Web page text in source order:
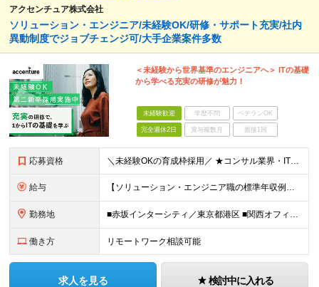
アクセンチュア株式会社
ソリューション・エンジニア/未経験OK/研修・サポート充実/社内
異動制度でジョブチェンジ可/大手企業案件多数
＜未経験から世界基準のエンジニアへ＞ ITの基礎
から学べる充実の研修が魅力！
未経験歓迎 学歴不問 ベテランOK
完全週休2日 賞与複数月 面接1回
応募資格 ＼未経験OKの育成枠採用／ ★コンサル業界・IT職種の経験は不問です！ ■大卒以上 ■35歳未満の方（長期キャリア形成のための例外事由 3号のイ） 第二新卒をはじめ、子育てなどのブランクを経て再度キ
給与 【ソリューション・エンジニア職の標準年収例】 標準年収額：6,630,000円 ※あくまでも理論値であり、実際に支払う金額をお約束するものではございません。 ＜基本給＞ ■東京/関西採用 年額基本給
勤務地 ■赤坂インターシティ／東京都港区 ■関西オフィス／大阪府大阪市北区 ■アクセンチュア・イノベーションセンター北海道／北海道札幌市 ■アクセンチュア・アドバンスト・テクノロジーセンター仙台／宮城県仙台市
働き方 リモートワーク相談可能
求人を見る 検討中に入れる